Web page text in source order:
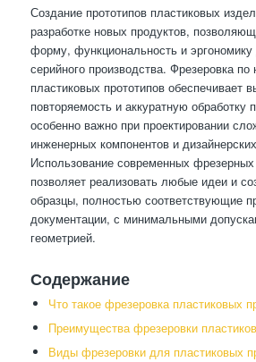
Создание прототипов пластиковых
разработке новых продуктов,
форму, функциональность и эргономику
серийного производства. Фрезеровка
пластиковых прототипов обеспечивает
повторяемость и аккуратную обработку
особенно важно при проектировании
инженерных компонентов и
Использование современных
позволяет реализовать любые идеи и
образцы, полностью соответствующие
документации, с минимальными
геометрией.
Содержание
Что такое фрезеровка пластиковых
Преимущества фрезеровки
Виды фрезеровки для пластиковых